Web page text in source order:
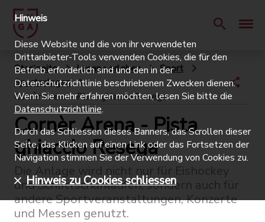
Startseite Lugano erleben
Sport
Sportanlagen
Cornèr Arena - Pista ghiaccio Resega
Cornèr Arena - Pista
ghiaccio Resega
Die Anlage wird nicht nur für Eishockey
und Schlittschuhlaufen, sondern auch für
andere Sportveranstaltungen, Konzerte
und Messen genutzt.
Hinweis
Diese Website und die von ihr verwendeten
Drittanbieter-Tools verwenden Cookies, die für den
Betrieb erforderlich sind und den in der
Datenschutzrichtlinie beschriebenen Zwecken dienen.
Wenn Sie mehr erfahren möchten, lesen Sie bitte die
Datenschutzrichtlinie.
Durch das Schliessen dieses Banners, das Scrollen dieser
Seite, das Klicken auf einen Link oder das Fortsetzen der
Navigation stimmen Sie der Verwendung von Cookies zu.
Hinweis zu Cookies schliessen